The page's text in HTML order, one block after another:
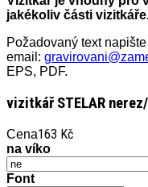
jakékoliv části
Požadovaný text
email:
EPS, PDF.
vizitkář STELAR
Cena163 Kč
na víko
Font